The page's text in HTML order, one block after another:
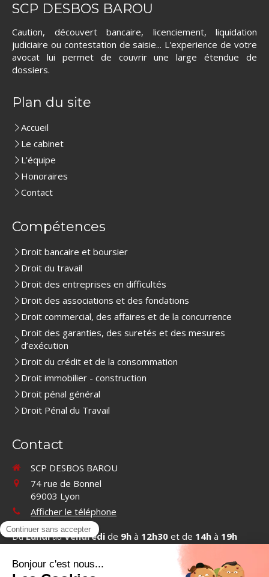
SCP DESBOS BAROU
Caution, découvert bancaire, licenciement, liquidation
judiciaire ou contestation de saisie... L'experience de votre
avocat lui permet de couvrir une large étendue de
dossiers.
Plan du site
Accueil
Le cabinet
L'équipe
Honoraires
Contact
Compétences
Droit bancaire et boursier
Droit du travail
Droit des entreprises en difficultés
Droit des associations et des fondations
Droit commercial, des affaires et de la concurrence
Droit des garanties, des suretés et des mesures
d’exécution
Droit du crédit et de la consommation
Droit immobilier - construction
Droit pénal général
Droit Pénal du Travail
Contact
SCP DESBOS BAROU
74 rue de Bonnel
69003 Lyon
Afficher le téléphone
DuLundiauVendredi de 9h à 12h30 et de 14h à 19h
Contacter SCP DESBOS BAROU